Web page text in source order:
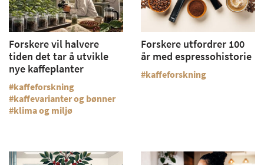
Forskere vil halvere
tiden det tar å utvikle
nye kaffeplanter
kaffeforskning
kaffevarianter og bønner
klima og miljø
Forskere utfordrer 100
år med espressohistorie
kaffeforskning